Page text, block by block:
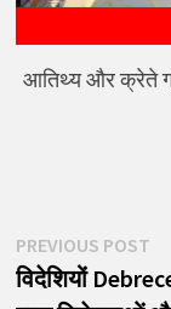
आतिथ्य और क्रेते
पोस्ट
नेविगेशन
PREVIOUS POST
विदेशियों